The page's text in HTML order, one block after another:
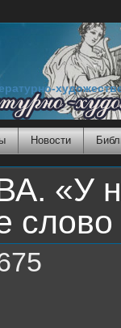
Новости
«У
слово